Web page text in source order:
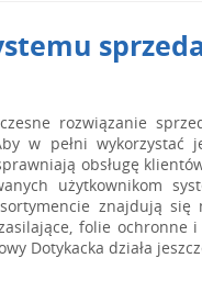
rozwiązanie
w pełni wykorzystać
obsługę
użytkownikom
znajdują
folie ochronne
Dotykacka działa